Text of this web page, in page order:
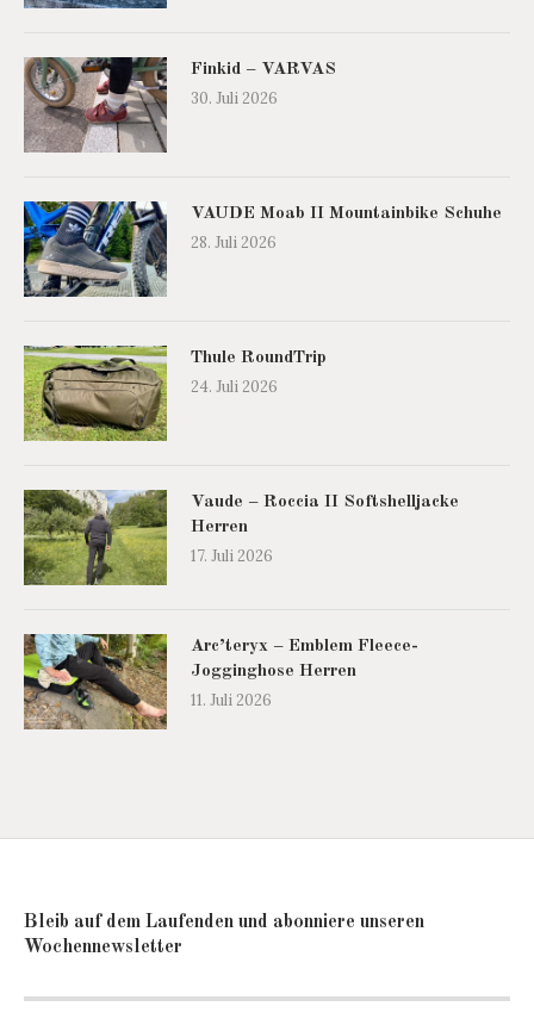
Finkid – VARVAS
30. Juli 2026
VAUDE Moab II Mountainbike Schuhe
28. Juli 2026
Thule RoundTrip
24. Juli 2026
Vaude – Roccia II Softshelljacke
Herren
17. Juli 2026
Arc’teryx – Emblem Fleece-
Jogginghose Herren
11. Juli 2026
Bleib auf dem Laufenden und abonniere unseren
Wochennewsletter